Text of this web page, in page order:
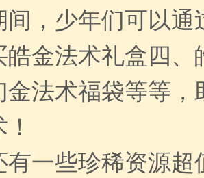
间，少年们可以
皓金法术礼盒四
金法术福袋等等
有一些珍稀资源